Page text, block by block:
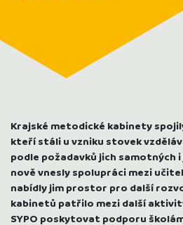
Krajské metodické kabinety
kteří stáli u vzniku stovek
podle požadavků jich samotných
nově vnesly spolupráci mezi
nabídly jim prostor pro další
kabinetů patřilo mezi další
SYPO poskytovat podporu